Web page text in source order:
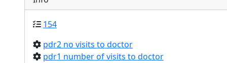
154
pdr2 no visits to doctor
pdr1 number of visits to doctor